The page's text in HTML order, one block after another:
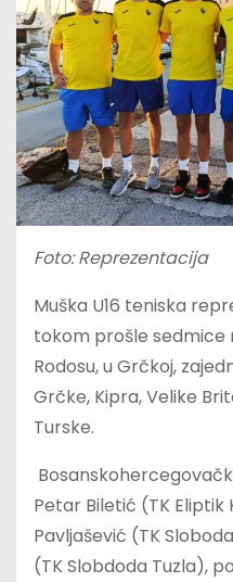
Foto: Reprezentacija
Muška U16 teniska
tokom prošle sedmice
Rodosu, u Grčkoj,
Grčke, Kipra, Velike
Turske.
Petar Biletić (TK Eliptik
Pavljašević (TK
(TK Slobdoda Tuzla),